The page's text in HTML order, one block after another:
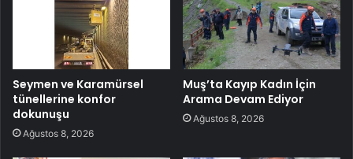
Seymen ve Karamürsel
tünellerine konfor
dokunuşu
Ağustos 8, 2026
Muş’ta Kayıp Kadın İçin
Arama Devam Ediyor
Ağustos 8, 2026